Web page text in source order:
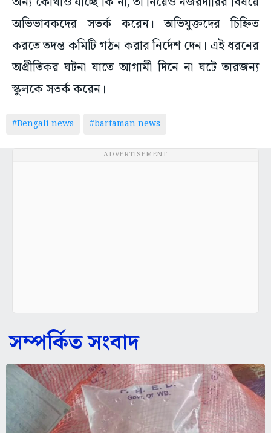
অভিভাবকদের সতর্ক করেন। অভিযুক্তদের চিহ্নিত
করতে তদন্ত কমিটি গঠন করার নির্দেশ দেন। এই ধরনের
অপ্রীতিকর ঘটনা যাতে আগামী দিনে না ঘটে তারজন্য
স্কুলকে সতর্ক করেন।
#Bengali news #bartaman news
ADVERTISEMENT
সম্পর্কিত সংবাদ